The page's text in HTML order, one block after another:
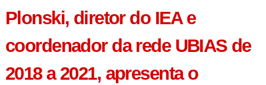
Plonski, diretor do IEA e
coordenador da rede UBIAS de
2018 a 2021, apresenta o